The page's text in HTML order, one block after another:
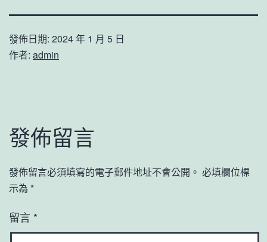
發佈日期: 2024 年 1 月 5 日
作者: admin
發佈留言
發佈留言必須填寫的電子郵件地址不會公開。 必填欄位標
示為 *
留言 *